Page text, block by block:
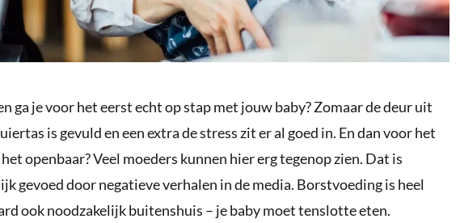
ga je voor het eerst echt op stap met jouw baby? Zomaar de deur uit
is gevuld en een extra de stress zit er al goed in. En dan voor het
openbaar? Veel moeders kunnen hier erg tegenop zien. Dat is
gevoed door negatieve verhalen in de media. Borstvoeding is heel
ook noodzakelijk buitenshuis – je baby moet tenslotte eten.